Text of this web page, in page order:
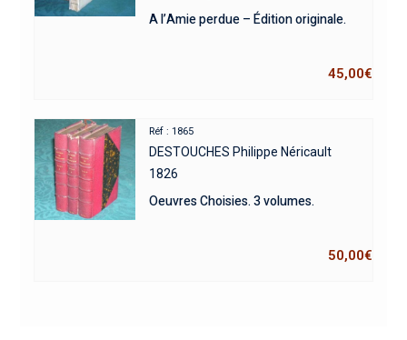
A l’Amie perdue – Édition originale.
45,00€
Réf : 1865
DESTOUCHES Philippe Néricault
1826
Oeuvres Choisies. 3 volumes.
50,00€